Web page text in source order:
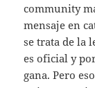
community
mensaje en
se trata de la
es oficial y
gana. Pero